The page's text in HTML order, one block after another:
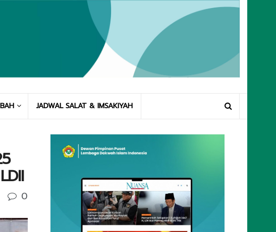
JADWAL SALAT & IMSAKIYAH
0